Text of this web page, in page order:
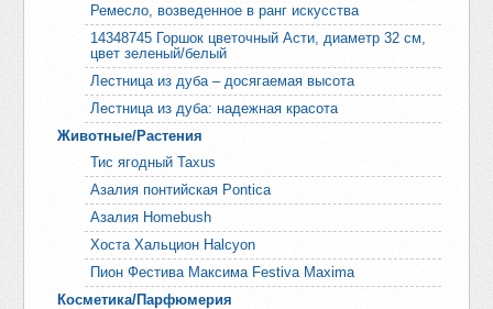
Ремесло, возведенное в ранг искусства
14348745 Горшок цветочный Асти, диаметр 32 см,
цвет зеленый/белый
Лестница из дуба – досягаемая высота
Лестница из дуба: надежная красота
Животные/Растения
Тис ягодный Taxus
Азалия понтийская Pontica
Азалия Homebush
Хоста Хальцион Halcyon
Пион Фестива Максима Festiva Maxima
Косметика/Парфюмерия